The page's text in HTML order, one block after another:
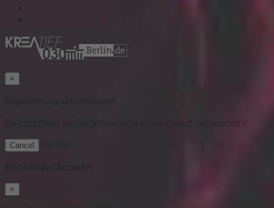
×
die Registrierungs-Email erneut versenden ?
Cancel
×